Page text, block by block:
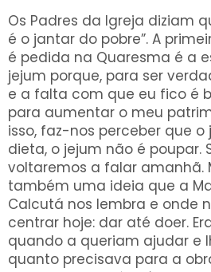
Os Padres da Igreja diziam
é o jantar do pobre”. A
é pedida na Quaresma é a
jejum porque, para ser
e a falta com que eu fico é
para aumentar o meu
isso, faz-nos perceber que
dieta, o jejum não é poupar.
voltaremos a falar amanhã.
também uma ideia que a
Calcutá nos lembra e onde
centrar hoje: dar até doer.
quando a queriam ajudar e
quanto precisava para a